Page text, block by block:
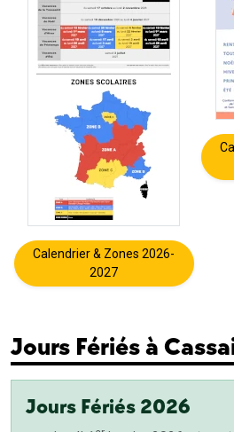
Calendrier & Zones 2026-
2027
Jours Fériés à
Jours Fériés 2026